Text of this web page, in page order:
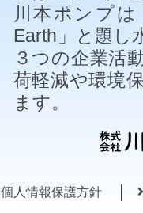
川本ポンプ
Earth」と題し
３つの企業活
荷軽減や環境
ます。
個人情報保護方針